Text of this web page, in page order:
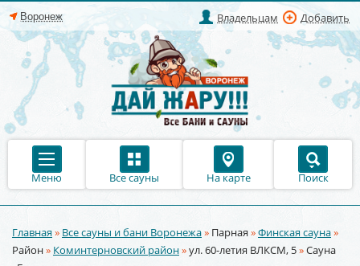
Владельцам Добавить
Меню Все сауны На карте Поиск
Вы здесь
Главная» Все сауны и бани Воронежа» Парная»Финская сауна»
Район» Коминтерновский район»ул. 60-летия ВЛКСМ, 5»Сауна